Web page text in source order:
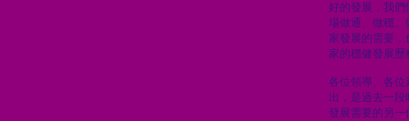
好的發展，我們
場做通、做穩、
家發展的需要，
家的穩健發展歷
各位領導、各位
出，是過去一
發展需要的另一